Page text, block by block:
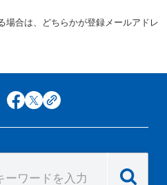
場合は、どちらかが登録メールアドレ
facebook
x copy